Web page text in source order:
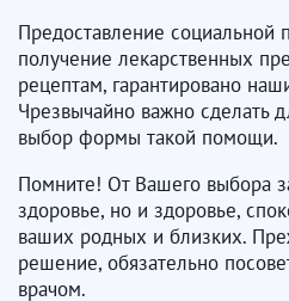
Предоставление социальной
получение лекарственных
рецептам, гарантировано
Чрезвычайно важно сделать
выбор формы такой помощи.
Помните! От Вашего выбора
здоровье, но и здоровье,
ваших родных и близких.
решение, обязательно
врачом.